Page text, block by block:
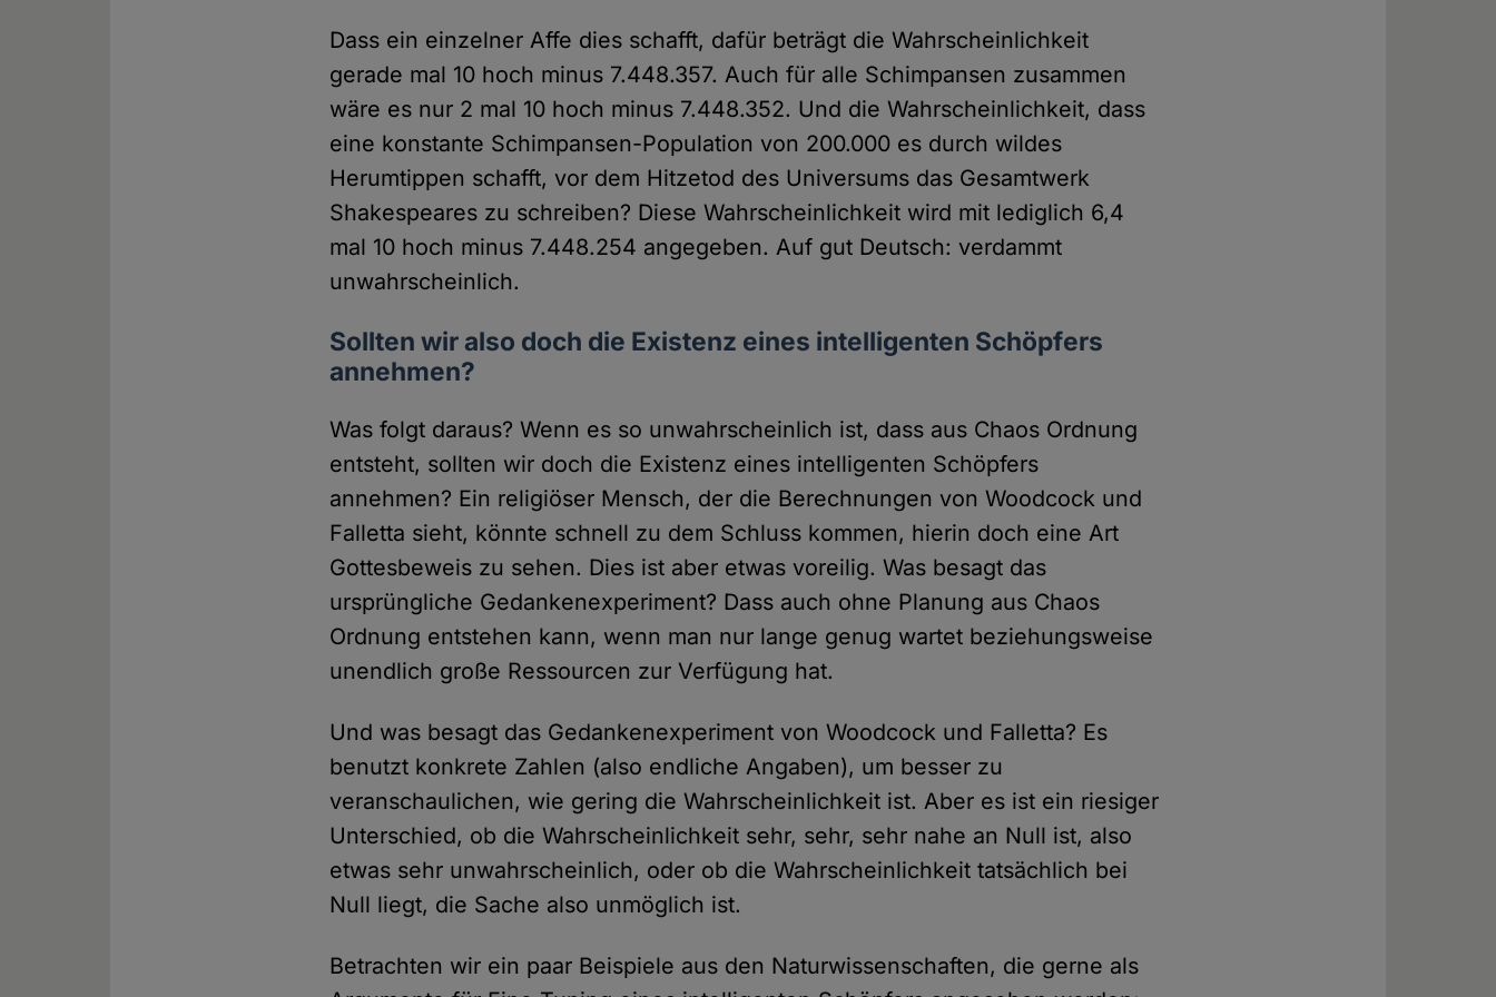
Dass ein einzelner Affe dies schafft, dafür beträgt die Wahrscheinlichkeit
gerade mal 10 hoch minus 7.448.357. Auch für alle Schimpansen zusammen
wäre es nur 2 mal 10 hoch minus 7.448.352. Und die Wahrscheinlichkeit, dass
eine konstante Schimpansen-Population von 200.000 es durch wildes
Herumtippen schafft, vor dem Hitzetod des Universums das Gesamtwerk
Shakespeares zu schreiben? Diese Wahrscheinlichkeit wird mit lediglich 6,4
mal 10 hoch minus 7.448.254 angegeben. Auf gut Deutsch: verdammt
unwahrscheinlich.
Sollten wir also doch die Existenz eines intelligenten Schöpfers
annehmen?
Was folgt daraus? Wenn es so unwahrscheinlich ist, dass aus Chaos Ordnung
entsteht, sollten wir doch die Existenz eines intelligenten Schöpfers
annehmen? Ein religiöser Mensch, der die Berechnungen von Woodcock und
Falletta sieht, könnte schnell zu dem Schluss kommen, hierin doch eine Art
Gottesbeweis zu sehen. Dies ist aber etwas voreilig. Was besagt das
ursprüngliche Gedankenexperiment? Dass auch ohne Planung aus Chaos
Ordnung entstehen kann, wenn man nur lange genug wartet beziehungsweise
unendlich große Ressourcen zur Verfügung hat.
Und was besagt das Gedankenexperiment von Woodcock und Falletta? Es
benutzt konkrete Zahlen (also endliche Angaben), um besser zu
veranschaulichen, wie gering die Wahrscheinlichkeit ist. Aber es ist ein riesiger
Unterschied, ob die Wahrscheinlichkeit sehr, sehr, sehr nahe an Null ist, also
etwas sehr unwahrscheinlich, oder ob die Wahrscheinlichkeit tatsächlich bei
Null liegt, die Sache also unmöglich ist.
Betrachten wir ein paar Beispiele aus den Naturwissenschaften, die gerne als